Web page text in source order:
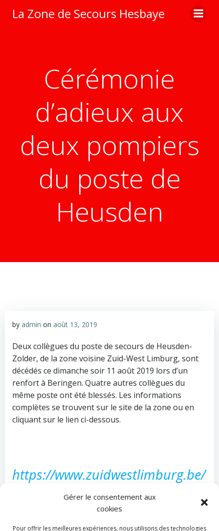
Gérer le consentement aux
cookies
Pour offrir les meilleures expériences, nous utilisons des technologies
au
La Zone de Secours Hesbaye
Cérémonie
d’adieux aux
deux pompiers
du poste de
Heusden
by admin on août 13, 2019
Deux collègues du poste de secours de Heusden-
Zolder, de la zone voisine Zuid-West Limburg, sont
décédés ce dimanche soir 11 août 2019 lors d’un
renfort à Beringen. Quatre autres collègues du
même poste ont été blessés. Les informations
complètes se trouvent sur le site de la zone ou en
cliquant sur le lien ci-dessous.
https://www.zuidwestlimburg.be/
nieuws/brand-beringen-mijn